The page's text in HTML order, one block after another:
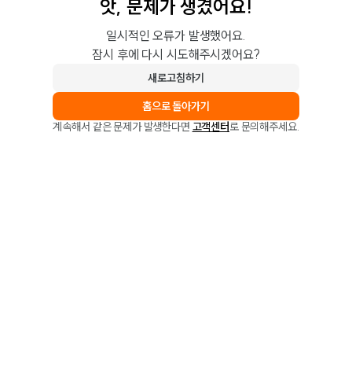
앗, 문제가 생겼어요!
일시적인 오류가 발생했어요.
잠시 후에 다시 시도해주시겠어요?
새로고침하기
홈으로 돌아가기
계속해서 같은 문제가 발생한다면 고객센터로 문의해주세요.